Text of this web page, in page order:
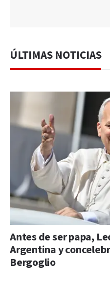
ÚLTIMAS NOTICIAS
Antes de ser papa,
Argentina y
Bergoglio